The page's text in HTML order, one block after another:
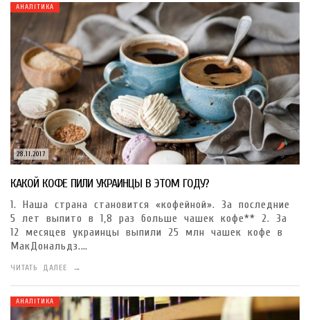
28.11.2017
АНАЛІТИКА
КАКОЙ КОФЕ ПИЛИ УКРАИНЦЫ В ЭТОМ ГОДУ?
1. Наша страна становится «кофейной». За последние
5 лет выпито в 1,8 раз больше чашек кофе** 2. За
12 месяцев украинцы выпили 25 млн чашек кофе в
МакДональдз.…
ЧИТАТЬ ДАЛЕЕ →
АНАЛІТИКА